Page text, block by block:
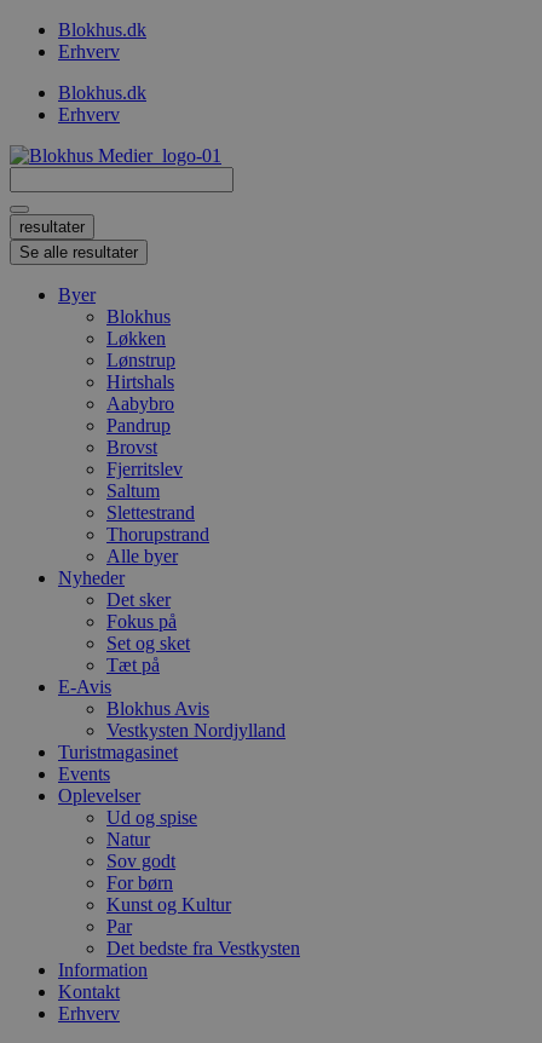
VidereBlokhus.dk
Erhverv
Blokhus.dk
Erhverv
...
resultater
Se alle resultater
Byer
Blokhus
Løkken
Lønstrup
Hirtshals
Aabybro
Pandrup
Brovst
Fjerritslev
Saltum
Slettestrand
Thorupstrand
Alle byer
Nyheder
Det sker
Fokus på
Set og sket
Tæt på
E-Avis
Blokhus Avis
Vestkysten Nordjylland
Turistmagasinet
Events
Oplevelser
Ud og spise
Natur
Sov godt
For børn
Kunst og Kultur
Par
Det bedste fra Vestkysten
Information
Kontakt
Erhverv